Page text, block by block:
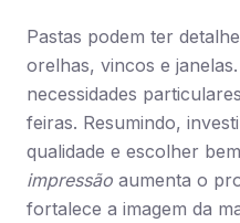
Pastas podem ter
orelhas, vincos e
necessidades
feiras. Resumindo,
qualidade e escolher
impressão aumenta o
fortalece a imagem da